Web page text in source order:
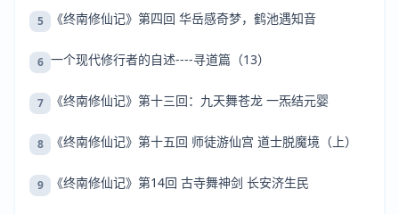
5 《终南修仙记》第四回 华岳感奇梦，鹤池遇知音
6 一个现代修行者的自述----寻道篇（13）
7 《终南修仙记》第十三回：九天舞苍龙 一炁结元婴
8 《终南修仙记》第十五回 师徒游仙宫 道士脱魔境（上）
9 《终南修仙记》第14回 古寺舞神剑 长安济生民